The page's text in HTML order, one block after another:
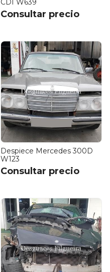
CDI W639
Consultar precio
Despiece Mercedes 300D
W123
Consultar precio